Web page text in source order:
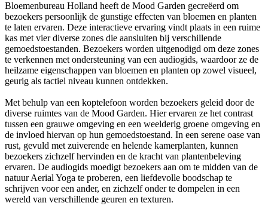
Bloemenbureau Holland heeft de Mood Garden gecreëerd om
bezoekers persoonlijk de gunstige effecten van bloemen en planten
te laten ervaren. Deze interactieve ervaring vindt plaats in een ruime
kas met vier diverse zones die aansluiten bij verschillende
gemoedstoestanden. Bezoekers worden uitgenodigd om deze zones
te verkennen met ondersteuning van een audiogids, waardoor ze de
heilzame eigenschappen van bloemen en planten op zowel visueel,
geurig als tactiel niveau kunnen ontdekken.
Met behulp van een koptelefoon worden bezoekers geleid door de
diverse ruimtes van de Mood Garden. Hier ervaren ze het contrast
tussen een grauwe omgeving en een weelderig groene omgeving en
de invloed hiervan op hun gemoedstoestand. In een serene oase van
rust, gevuld met zuiverende en helende kamerplanten, kunnen
bezoekers zichzelf hervinden en de kracht van plantenbeleving
ervaren. De audiogids moedigt bezoekers aan om te midden van de
natuur Aerial Yoga te proberen, een liefdevolle boodschap te
schrijven voor een ander, en zichzelf onder te dompelen in een
wereld van verschillende geuren en texturen.